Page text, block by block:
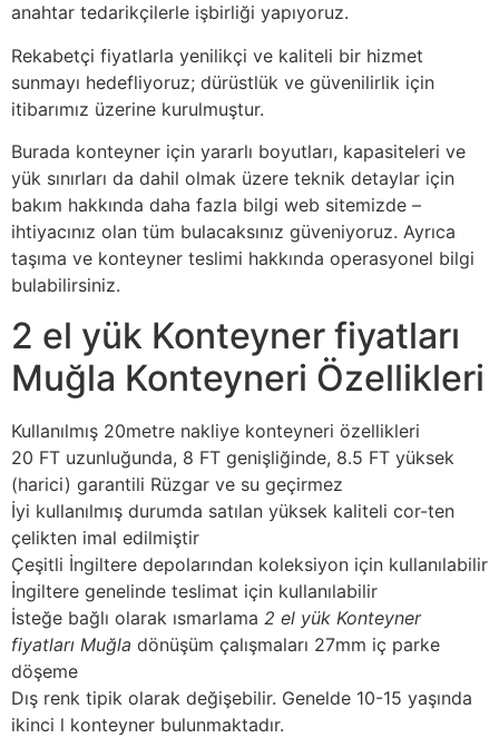
anahtar tedarikçilerle işbirliği yapıyoruz.
Rekabetçi fiyatlarla yenilikçi ve kaliteli bir hizmet
sunmayı hedefliyoruz; dürüstlük ve güvenilirlik için
itibarımız üzerine kurulmuştur.
Burada konteyner için yararlı boyutları, kapasiteleri ve
yük sınırları da dahil olmak üzere teknik detaylar için
bakım hakkında daha fazla bilgi web sitemizde –
ihtiyacınız olan tüm bulacaksınız güveniyoruz. Ayrıca
taşıma ve konteyner teslimi hakkında operasyonel bilgi
bulabilirsiniz.
2 el yük Konteyner fiyatları
Muğla Konteyneri Özellikleri
Kullanılmış 20metre nakliye konteyneri özellikleri
20 FT uzunluğunda, 8 FT genişliğinde, 8.5 FT yüksek
(harici) garantili Rüzgar ve su geçirmez
İyi kullanılmış durumda satılan yüksek kaliteli cor-ten
çelikten imal edilmiştir
Çeşitli İngiltere depolarından koleksiyon için kullanılabilir
İngiltere genelinde teslimat için kullanılabilir
İsteğe bağlı olarak ısmarlama 2 el yük Konteyner
fiyatları Muğla dönüşüm çalışmaları 27mm iç parke
döşeme
Dış renk tipik olarak değişebilir. Genelde 10-15 yaşında
ikinci l konteyner bulunmaktadır.